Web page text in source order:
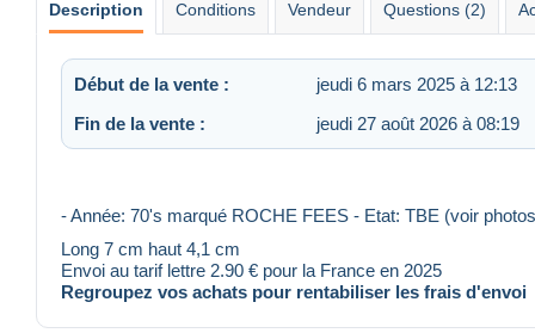
Description Conditions Vendeur Questions (2)
Début de la vente :
jeudi 6 mars 2025 à 12:13
Fin de la vente :
jeudi 27 août 2026 à 08:19
- Année: 70's marqué ROCHE FEES - Etat: TBE (voir
Long 7 cm haut 4,1 cm
Envoi au tarif lettre 2.90 € pour la France en 2025
Regroupez vos achats pour rentabiliser les frais d'envoi